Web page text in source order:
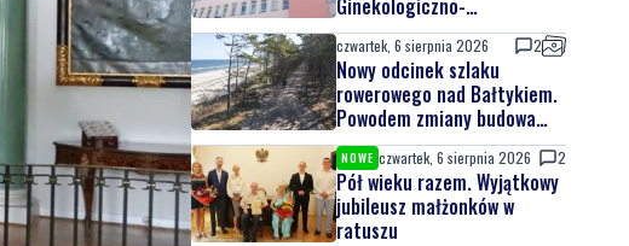
Ginekologiczno-
Położniczego
czwartek, 6 sierpnia 2026 2
Nowy odcinek szlaku
rowerowego nad Bałtykiem.
Powodem zmiany budowa
elektrowni jądrowej
NOWE czwartek, 6 sierpnia 2026 2
Pół wieku razem. Wyjątkowy
jubileusz małżonków w
ratuszu